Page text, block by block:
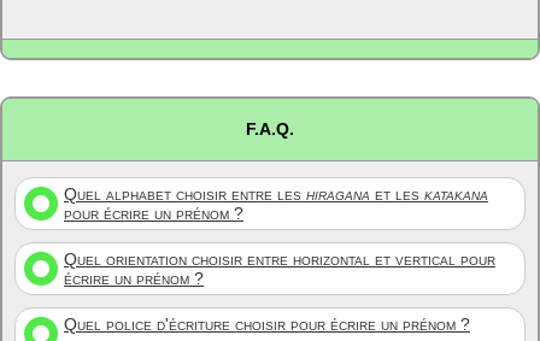
F.A.Q.
Quel alphabet choisir entre les hiragana et les katakana
pour écrire un prénom ?
Quel orientation choisir entre horizontal et vertical pour
écrire un prénom ?
Quel police d'écriture choisir pour écrire un prénom ?